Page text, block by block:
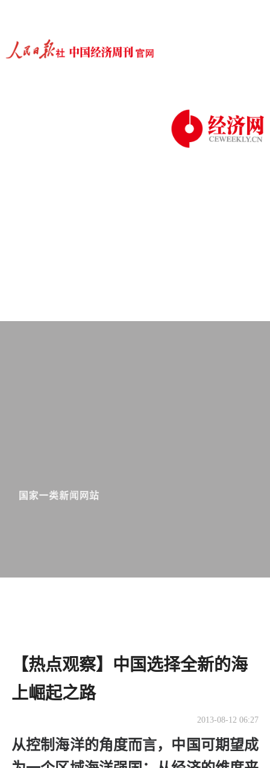
【热点观察】中国选择全新的海
上崛起之路
2013-08-12 06:27
从控制海洋的角度而言，中国可期望成